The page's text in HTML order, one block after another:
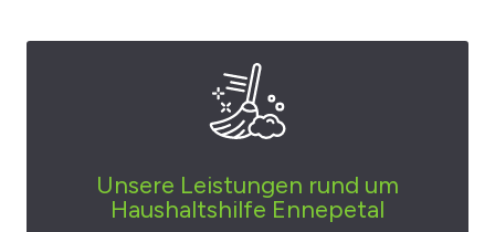
Unsere Leistungen rund um
Haushaltshilfe Ennepetal